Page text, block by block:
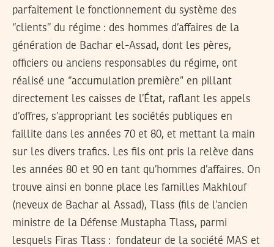
parfaitement le fonctionnement du système des
‘’clients’’ du régime : des hommes d’affaires de la
génération de Bachar el-Assad, dont les pères,
officiers ou anciens responsables du régime, ont
réalisé une ‘’accumulation première” en pillant
directement les caisses de l’État, raflant les appels
d’offres, s’appropriant les sociétés publiques en
faillite dans les années 70 et 80, et mettant la main
sur les divers trafics. Les fils ont pris la relève dans
les années 80 et 90 en tant qu’hommes d’affaires. On
trouve ainsi en bonne place les familles Makhlouf
(neveux de Bachar al Assad), Tlass (fils de l’ancien
ministre de la Défense Mustapha Tlass, parmi
lesquels Firas Tlass : fondateur de la société MAS et